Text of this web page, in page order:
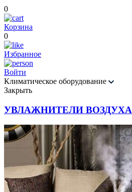
0
Корзина
0
Избранное
Войти
Климатическое оборудование
Закрыть
УВЛАЖНИТЕЛИ ВОЗДУХА